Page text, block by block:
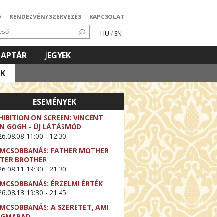
RENDEZVÉNYSZERVEZÉS KAPCSOLAT
HU / EN
JEGYEK
ESEMÉNYEK
ON SCREEN: VINCENT
GOGH - ÚJ LÁTÁSMÓD
11:00 - 12:30
FATHER MOTHER
BROTHER
19:30 - 21:30
ÉRZELMI ÉRTÉK
19:30 - 21:45
A SZERETET, AMI